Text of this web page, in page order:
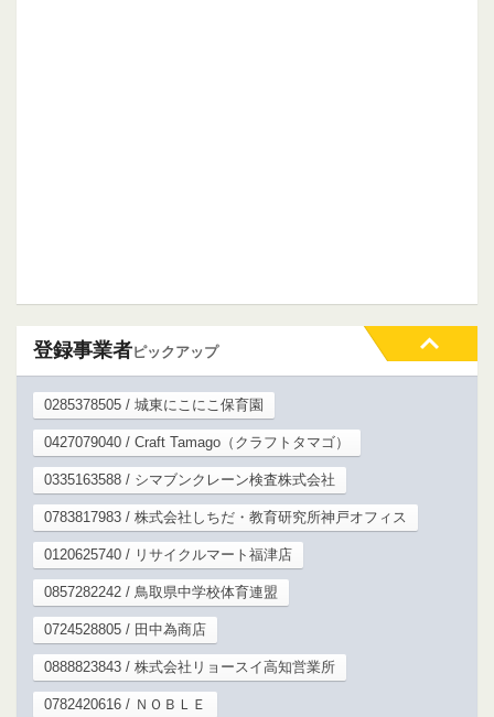
登録事業者ピックアップ
0285378505 / 城東にこにこ保育園
0427079040 / Craft Tamago（クラフトタマゴ）
0335163588 / シマブンクレーン検査株式会社
0783817983 / 株式会社しちだ・教育研究所神戸オフィス
0120625740 / リサイクルマート福津店
0857282242 / 鳥取県中学校体育連盟
0724528805 / 田中為商店
0888823843 / 株式会社リョースイ高知営業所
0782420616 / ＮＯＢＬＥ